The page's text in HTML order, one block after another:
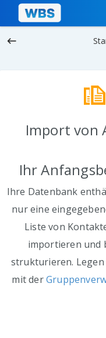
keyboard_backspace
Import von
Ihr
Ihre Datenbank
nur eine
Liste von
importieren und
strukturieren.
mit der